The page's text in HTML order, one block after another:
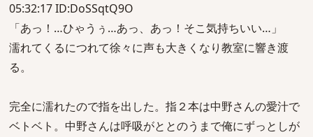
05:32:17 ID:DoSSqtQ9O
「あっ！…ひゃうぅ…あっ、あっ！そこ気持ちいい…」
濡れてくるにつれて徐々に声も大きくなり教室に響き渡
る。
完全に濡れたので指を出した。指２本は中野さんの愛汁で
ベトベト。中野さんは呼吸がととのうまで俺にずっとしが